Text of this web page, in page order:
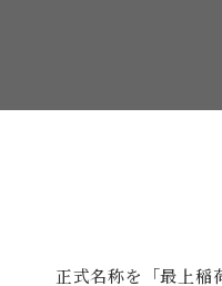
正式名称を「最上稲